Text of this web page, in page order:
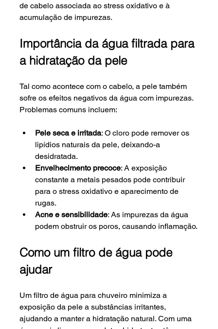
de cabelo associada ao stress oxidativo e à
acumulação de impurezas.
Importância da água filtrada para
a hidratação da pele
Tal como acontece com o cabelo, a pele também
sofre os efeitos negativos da água com impurezas.
Problemas comuns incluem:
Pele seca e irritada: O cloro pode remover os
lipídios naturais da pele, deixando-a
desidratada.
Envelhecimento precoce: A exposição
constante a metais pesados pode contribuir
para o stress oxidativo e aparecimento de
rugas.
Acne e sensibilidade: As impurezas da água
podem obstruir os poros, causando inflamação.
Como um filtro de água pode
ajudar
Um filtro de água para chuveiro minimiza a
exposição da pele a substâncias irritantes,
ajudando a manter a hidratação natural. Com uma